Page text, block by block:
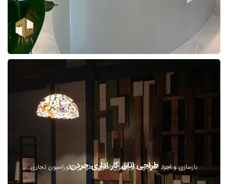
بازسازی و اجرا طراحی دکوراسیون اداری طراحی دکوراسیون تجاریطراحی اتاق کار اداری جردن